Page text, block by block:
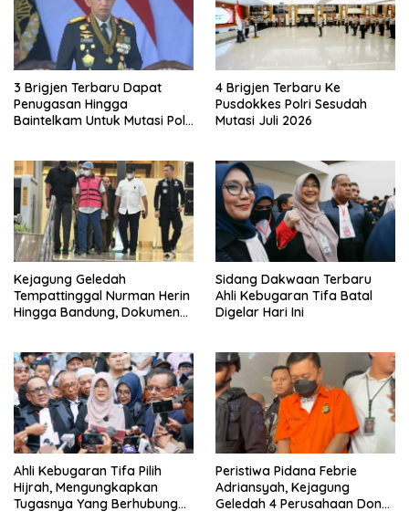
3 Brigjen Terbaru Dapat
Penugasan Hingga
Baintelkam Untuk Mutasi Polri
4 Brigjen Terbaru Ke
Pusdokkes Polri Sesudah
Mutasi Juli 2026
Kejagung Geledah
Tempattinggal Nurman Herin
Hingga Bandung, Dokumen
Sidang Dakwaan Terbaru
Ahli Kebugaran Tifa Batal
Digelar Hari Ini
Ahli Kebugaran Tifa Pilih
Hijrah, Mengungkapkan
Tugasnya Yang Berhubungan
Peristiwa Pidana Febrie
Adriansyah, Kejagung
Geledah 4 Perusahaan Don